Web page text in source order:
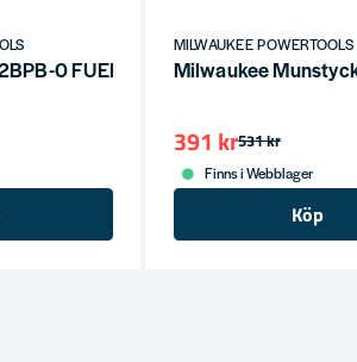
0 FUEL Ryggblås för dubbla 18v
MILWAUKEE POWERTOOLS
Milwaukee
531 kr
391 kr
Finns i Webblager
Köp